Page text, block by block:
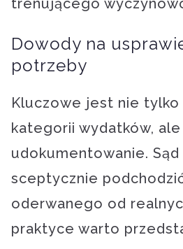
trenującego
Dowody na
potrzeby
Kluczowe jest nie tylko
kategorii wydatków,
udokumentowanie. Sąd
sceptycznie
oderwanego od
praktyce warto